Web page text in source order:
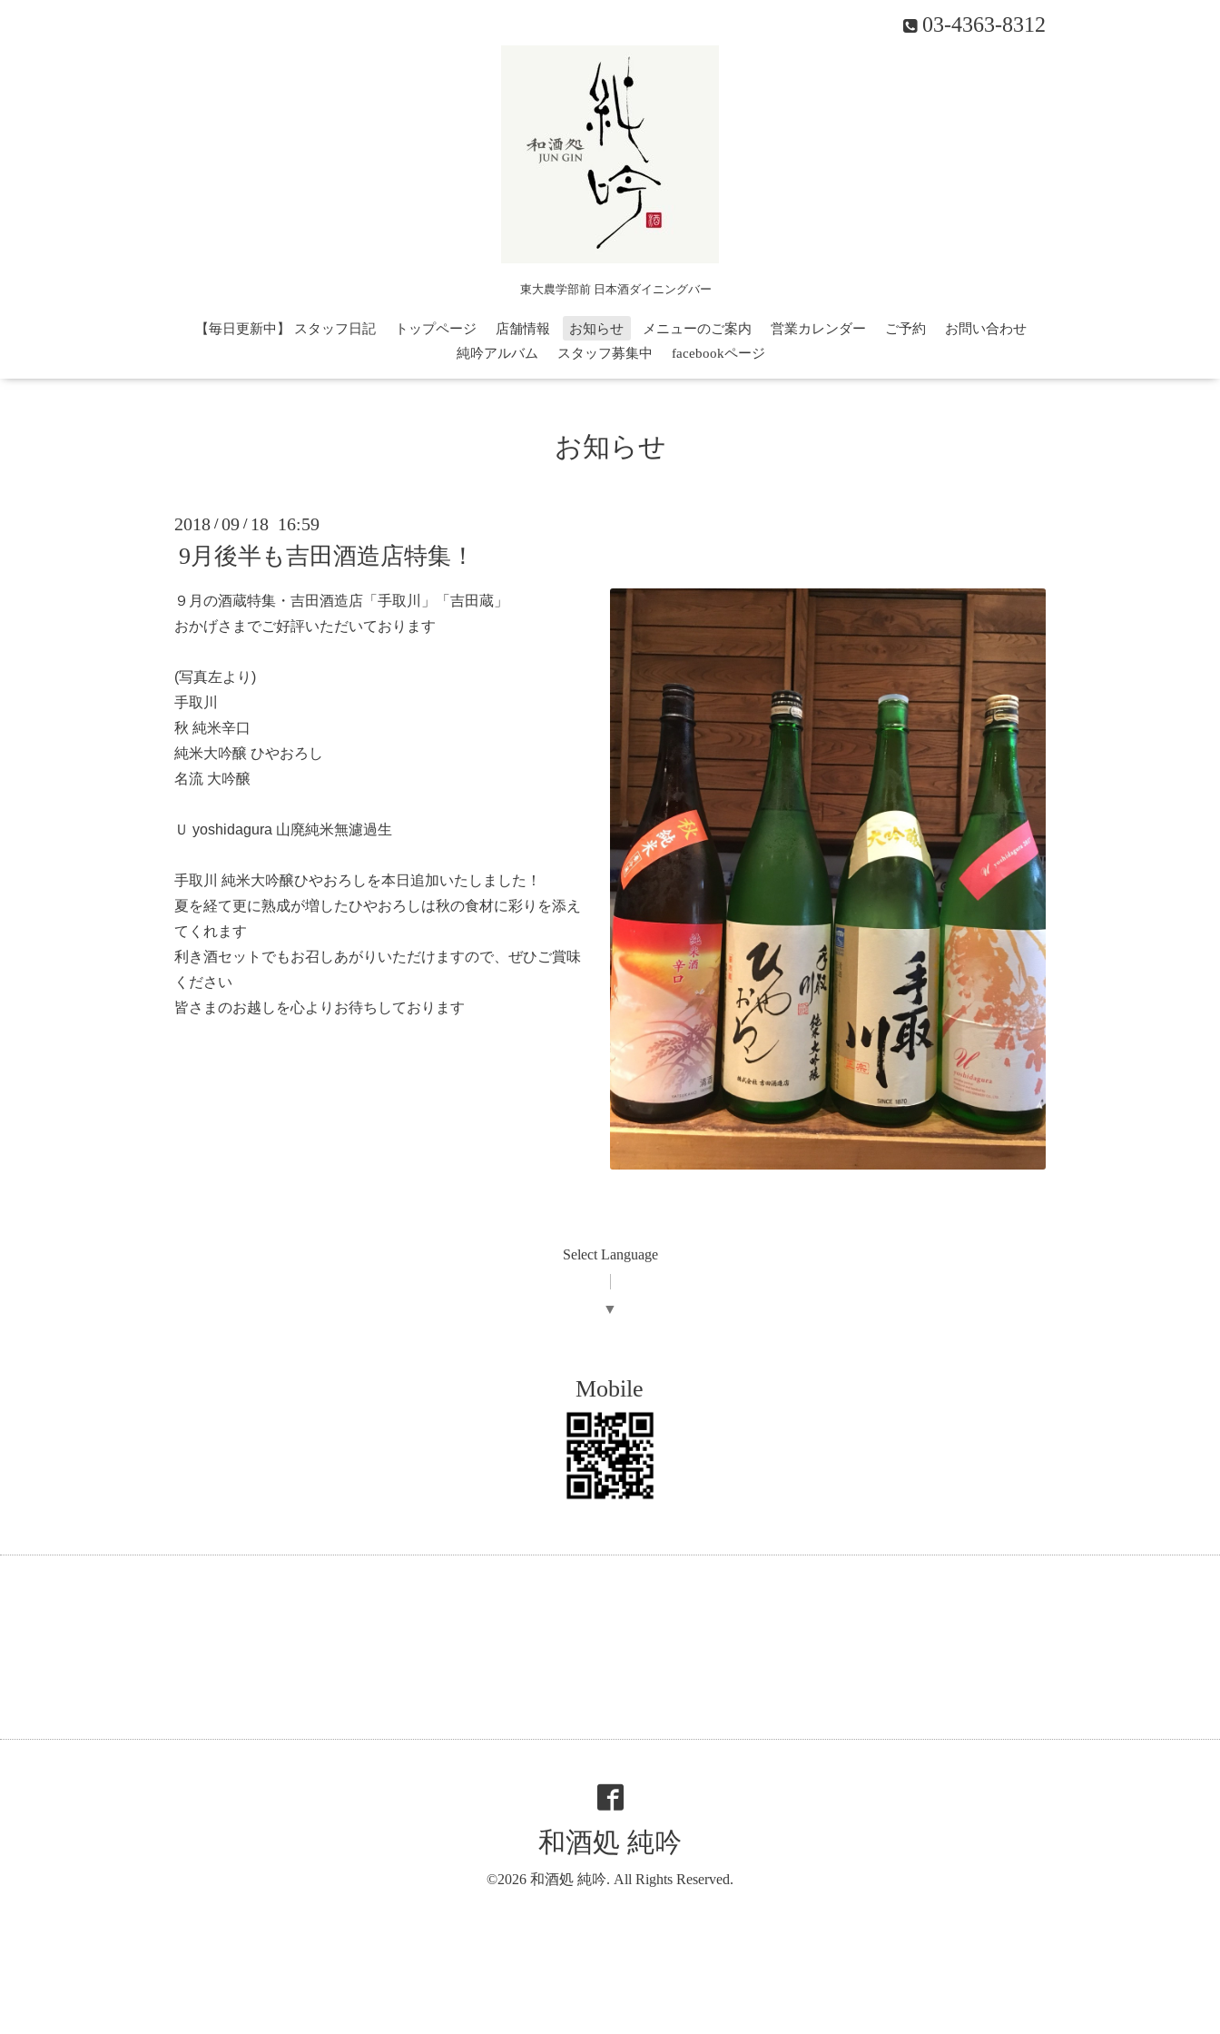
03-4363-8312
東大農学部前 日本酒ダイニングバー
【毎日更新中】 スタッフ日記 トップページ 店舗情報 お知らせ メニューのご案内 営業カレンダー ご予約
お問い合わせ
純吟アルバム
スタッフ募集中 facebookページ
お知らせ
2018 /09 / 18 16:59
9月後半も吉田酒造店特集！
９月の酒蔵特集・吉田酒造店「手取川」「吉田蔵」
おかげさまでご好評いただいております
(写真左より)
手取川
秋 純米辛口
純米大吟醸 ひやおろし
名流 大吟醸
Ｕ yoshidagura 山廃純米無濾過生
手取川 純米大吟醸ひやおろしを本日追加いたしました！
夏を経て更に熟成が増したひやおろしは秋の食材に彩りを添え
てく れます
利き酒セットでもお召しあがりいただけますので、 ぜひご賞味
ください
皆さまのお越しを心よりお待ちしております
Select Language
▼
Mobile
和酒処 純吟
©2026 和酒処 純吟. All Rights Reserved.